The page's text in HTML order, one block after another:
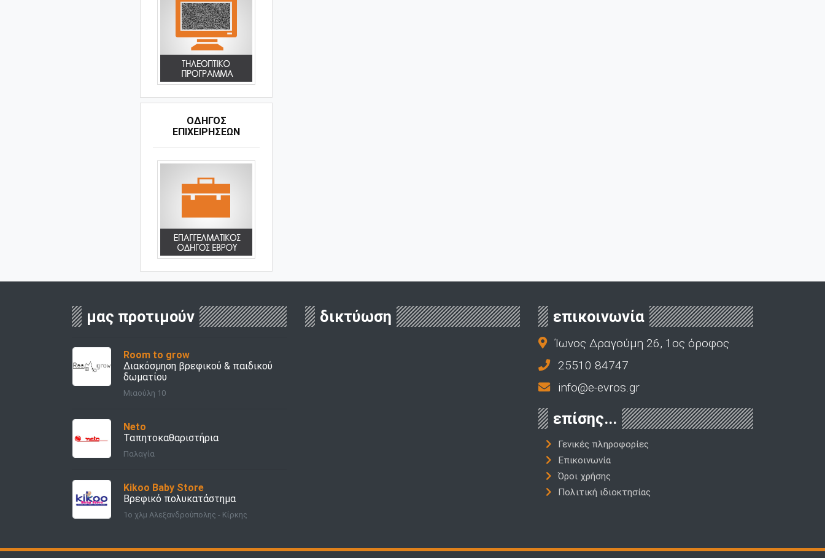
ΟΔΗΓΌΣ
ΕΠΙΧΕΙΡΉΣΕΩΝ
μας προτιμούν
Room to grow
Διακόσμηση βρεφικού & παιδικού
δωματίου
Μιαούλη 10
Νeto
Ταπητοκαθαριστήρια
Παλαγία
Kikoo Baby Store
Βρεφικό πολυκατάστημα
1ο χλμ Αλεξανδρούπολης - Κίρκης
δικτύωση επικοινωνία
Ίωνος Δραγούμη 26, 1ος όροφος
25510 84747
info@e-evros.gr
επίσης...
Γενικές πληροφορίες
Επικοινωνία
Όροι χρήσης
Πολιτική ιδιοκτησίας